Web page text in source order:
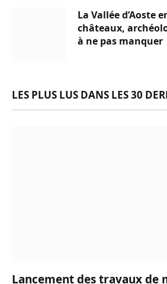
La Vallée d’Aoste
châteaux,
à ne pas manquer
LES PLUS LUS DANS LES 30
Lancement des travaux de